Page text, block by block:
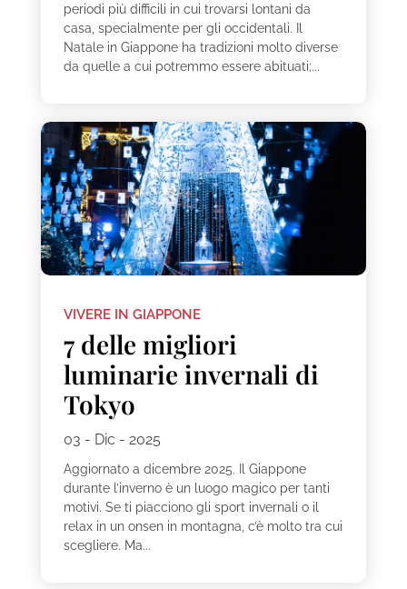
periodi più difficili in cui trovarsi lontani da
casa, specialmente per gli occidentali. Il
Natale in Giappone ha tradizioni molto diverse
da quelle a cui potremmo essere abituati;...
VIVERE IN GIAPPONE
7 delle migliori
luminarie invernali di
Tokyo
03 - Dic - 2025
Aggiornato a dicembre 2025. Il Giappone
durante l’inverno è un luogo magico per tanti
motivi. Se ti piacciono gli sport invernali o il
relax in un onsen in montagna, c’è molto tra cui
scegliere. Ma...